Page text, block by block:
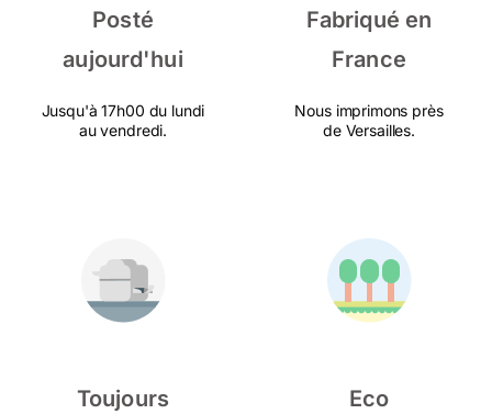
Posté
aujourd'hui
Jusqu'à 17h00 du lundi
au vendredi.
Fabriqué en
France
Nous imprimons près
de Versailles.
Toujours
Eco